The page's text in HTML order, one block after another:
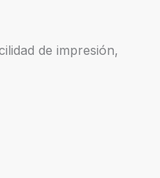
de impresión,